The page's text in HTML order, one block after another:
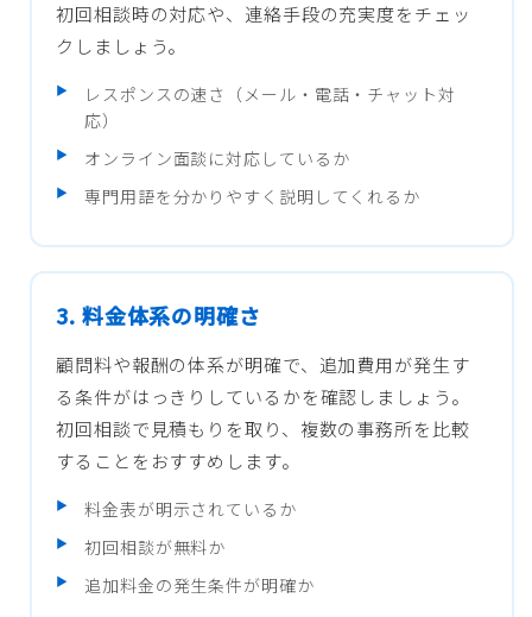
初回相談時の対応や、連絡手段の充実度をチェッ
クしましょう。
レスポンスの速さ（メール・電話・チャット対
応）
オンライン面談に対応しているか
専門用語を分かりやすく説明してくれるか
3. 料金体系の明確さ
顧問料や報酬の体系が明確で、追加費用が発生す
る条件がはっきりしているかを確認しましょう。
初回相談で見積もりを取り、複数の事務所を比較
することをおすすめします。
料金表が明示されているか
初回相談が無料か
追加料金の発生条件が明確か